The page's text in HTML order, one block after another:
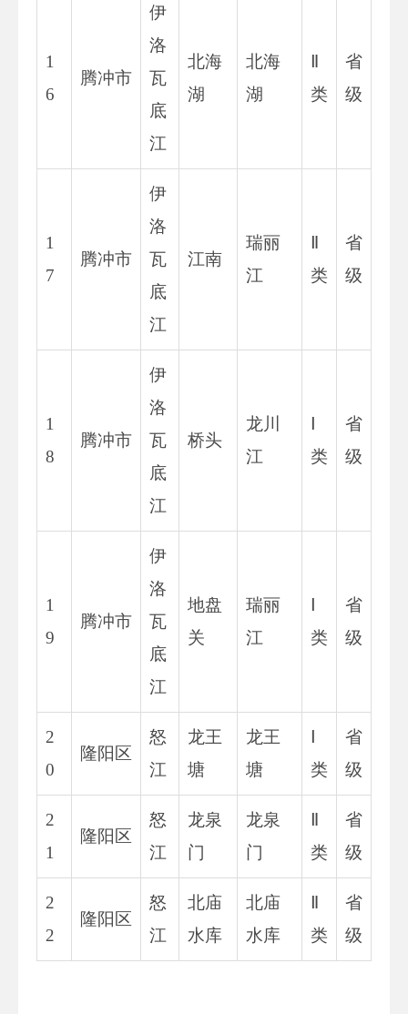
1
6
腾冲市
伊
洛
瓦
底
江
北海
湖
北海
湖
类
省
级
1
7
腾冲市
伊
洛
瓦
底
江
江南
瑞丽
江
类
省
级
1
8
腾冲市
伊
洛
瓦
底
江
桥头
龙川
江
类
省
级
1
9
腾冲市
伊
洛
瓦
底
江
地盘
关
瑞丽
江
类
省
级
2
0
隆阳区
怒
江
龙王
塘
龙王
塘
类
省
级
2
1
隆阳区
怒
江
龙泉
门
龙泉
门
类
省
级
2
2
隆阳区
怒
江
北庙
水库
北庙
水库
类
省
级